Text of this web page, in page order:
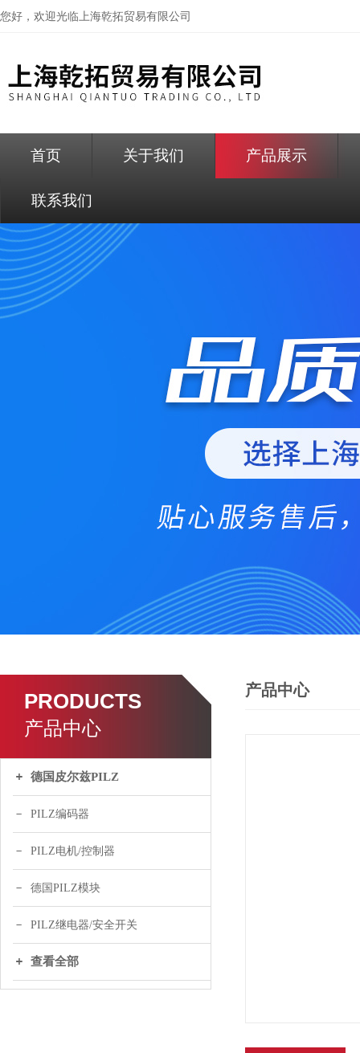
您好，欢迎光临上海乾拓贸易有限公司
首页 关于我们 产品展示
联系我们
PRODUCTS
产品中心
德国皮尔兹PILZ
PILZ编码器
PILZ电机/控制器
德国PILZ模块
PILZ继电器/安全开关
查看全部
产品中心